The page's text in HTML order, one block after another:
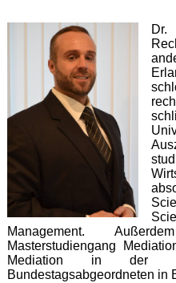
Management.
Masterstudiengang
Mediation in der
Bundestagsabgeordneten in